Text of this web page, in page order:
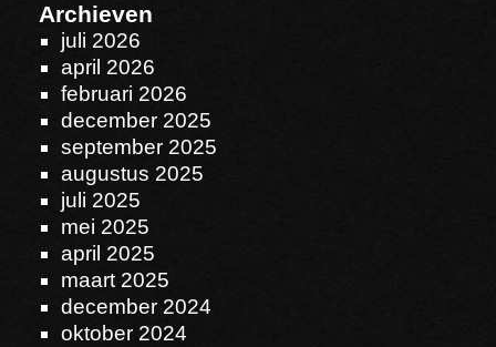
Archieven
juli 2026
april 2026
februari 2026
december 2025
september 2025
augustus 2025
juli 2025
mei 2025
april 2025
maart 2025
december 2024
oktober 2024